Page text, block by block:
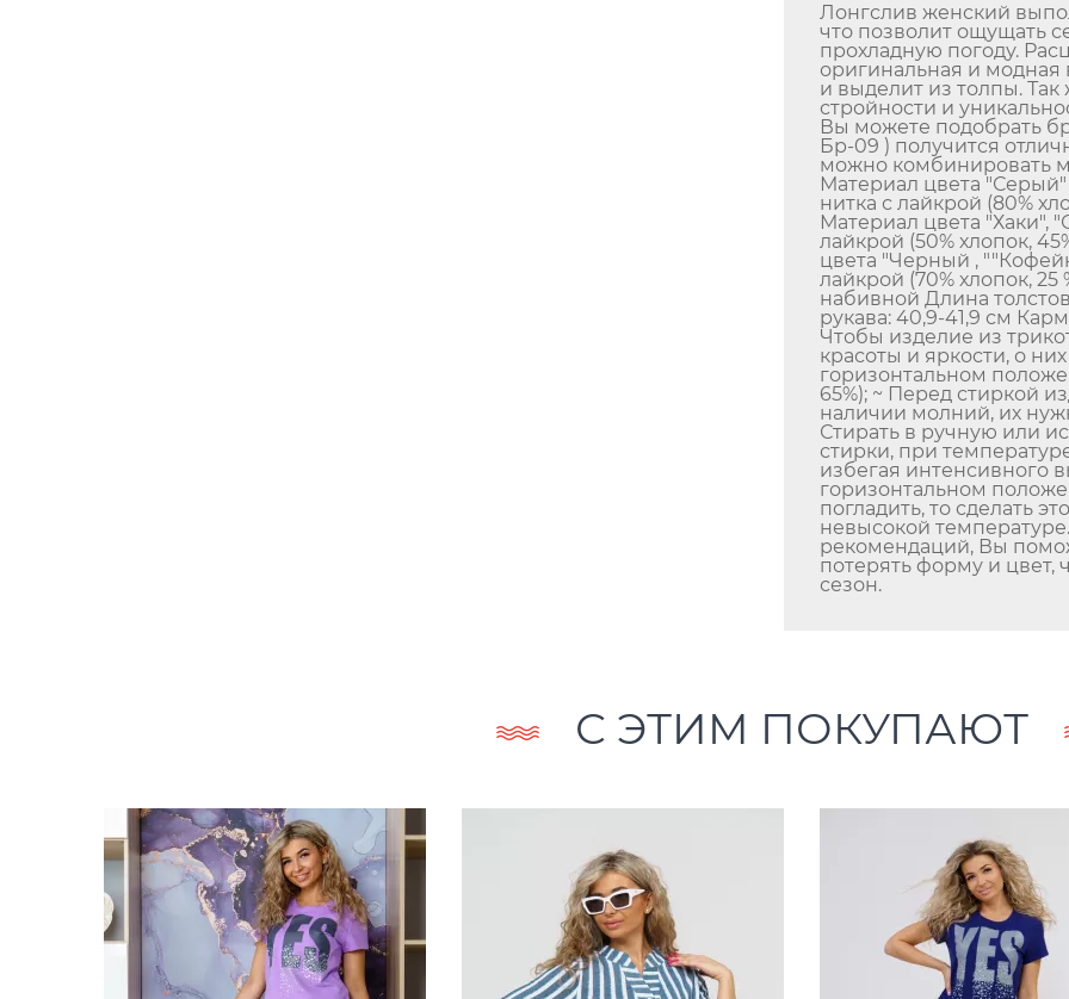
Лонгслив женский
что позволит ощущать
прохладную погоду.
оригинальная и модная
и выделит из толпы.
стройности и
Вы можете подобрать
Бр-09 ) получится
можно комбинировать
Материал цвета
нитка с лайкрой (80%
Материал цвета "Хаки",
лайкрой (50% хлопок,
цвета "Черный ,
лайкрой (70% хлопок, 25
набивной Длина
рукава: 40,9-41,9 см
Чтобы изделие из
красоты и яркости, о
горизонтальном
65%); ~ Перед стиркой
наличии молний, их
Стирать в ручную или
стирки, при
избегая интенсивного
горизонтальном
погладить, то сделать
невысокой
рекомендаций, Вы
потерять форму и цвет,
сезон.
С ЭТИМ ПОКУПАЮТ